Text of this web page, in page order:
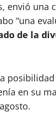
envió una
“una
de la
en su